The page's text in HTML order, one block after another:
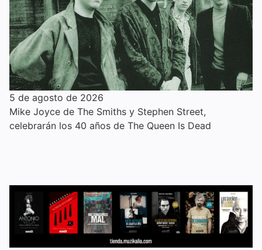
5 de agosto de 2026
Mike Joyce de The Smiths y Stephen Street,
celebrarán los 40 años de The Queen Is Dead